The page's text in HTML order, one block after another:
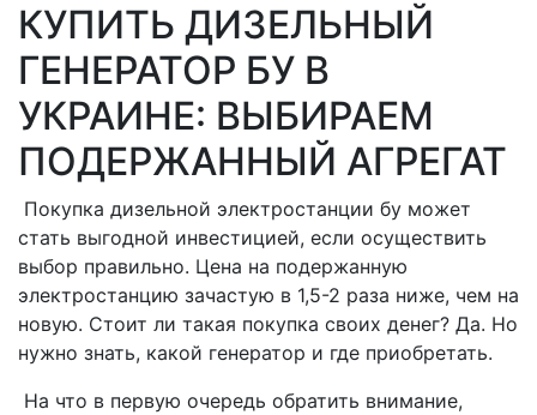
КУПИТЬ ДИЗЕЛЬНЫЙ
ГЕНЕРАТОР БУ В
УКРАИНЕ: ВЫБИРАЕМ
ПОДЕРЖАННЫЙ АГРЕГАТ
Покупка дизельной электростанции бу может
стать выгодной инвестицией, если осуществить
выбор правильно. Цена на подержанную
электростанцию зачастую в 1,5-2 раза ниже, чем на
новую. Стоит ли такая покупка своих денег? Да. Но
нужно знать, какой генератор и где приобретать.
На что в первую очередь обратить внимание,